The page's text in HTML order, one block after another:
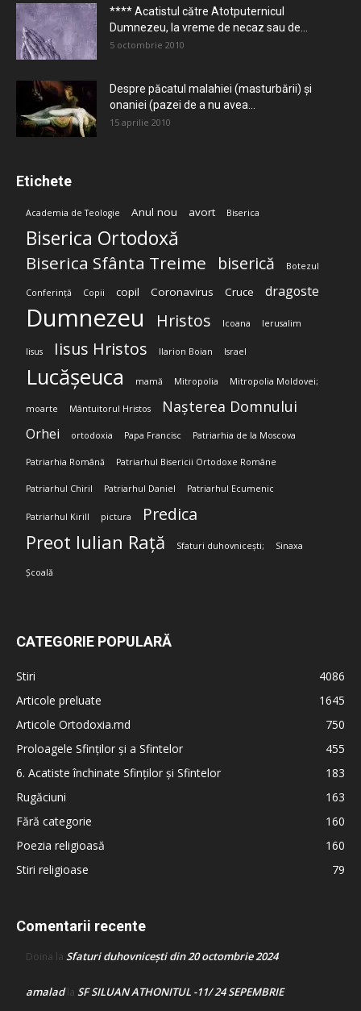
**** Acatistul către Atotputernicul
Dumnezeu, la vreme de necaz sau de...
5 octombrie 2010
Despre păcatul malahiei (masturbării) şi
onaniei (pazei de a nu avea...
15 aprilie 2010
Etichete
Academia de Teologie Anul nou avort Biserica
Biserica Ortodoxă
Biserica Sfânta Treime biserică Botezul
Conferință Copii copil Coronavirus Cruce dragoste
Dumnezeu Hristos Icoana Ierusalim
Iisus Iisus Hristos Ilarion Boian Israel
Lucășeuca mamă Mitropolia Mitropolia Moldovei;
moarte Mântuitorul Hristos Nașterea Domnului
Orhei ortodoxia Papa Francisc Patriarhia de la Moscova
Patriarhia Română Patriarhul Bisericii Ortodoxe Române
Patriarhul Chiril Patriarhul Daniel Patriarhul Ecumenic
Patriarhul Kirill pictura Predica
Preot Iulian Rață Sfaturi duhovnicești; Sinaxa
Școală
CATEGORIE POPULARĂ
Stiri
4086
Articole preluate
1645
Articole Ortodoxia.md
750
Proloagele Sfinților și a Sfintelor
455
6. Acatiste închinate Sfinților și Sfintelor
183
Rugăciuni
163
Fără categorie
160
Poezia religioasă
160
Stiri religioase
79
Comentarii recente
Doina la Sfaturi duhovnicești din 20 octombrie 2024
amaladla SF SILUAN ATHONITUL -11/ 24 SEPEMBRIE